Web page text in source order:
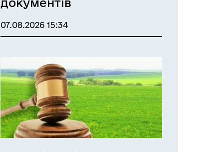
07.08.2026 15:34